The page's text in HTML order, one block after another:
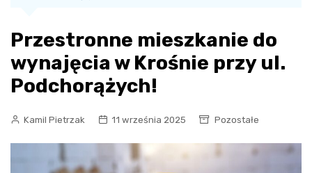
Przestronne mieszkanie do
wynajęcia w Krośnie przy ul.
Podchorążych!
Kamil Pietrzak 11 września 2025 Pozostałe